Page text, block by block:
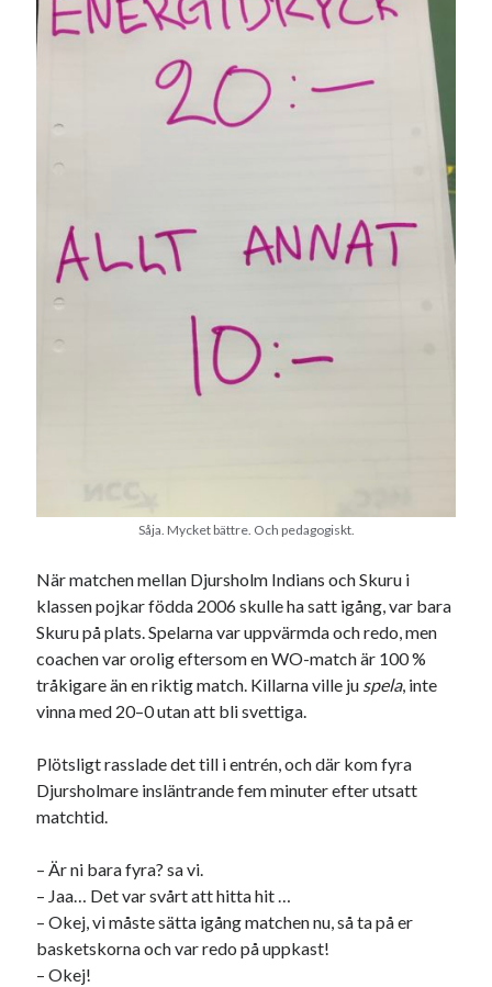
julkalendern 2021 Julkalendern 2024 konst
lifvet
mode museum
nostalgi
sommar språk språkpolis
Stockholm svenska tåg
USA
Dessa har något gemensamt
En amerikansk språkpolis
Fula biblioteksböcker
Egna länkar
Lotten som Sommarpratare (i fantasin alltså: grupp på FB)
Meta
Såja. Mycket bättre. Och pedagogiskt.
När matchen mellan Djursholm Indians och Skuru i
klassen pojkar födda 2006 skulle ha satt igång, var bara
Skuru på plats. Spelarna var uppvärmda och redo, men
coachen var orolig eftersom en WO-match är 100 %
tråkigare än en riktig match. Killarna ville ju spela, inte
vinna med 20–0 utan att bli svettiga.
Plötsligt rasslade det till i entrén, och där kom fyra
Djursholmare insläntrande fem minuter efter utsatt
matchtid.
– Är ni bara fyra? sa vi.
– Jaa… Det var svårt att hitta hit …
– Okej, vi måste sätta igång matchen nu, så ta på er
basketskorna och var redo på uppkast!
– Okej!